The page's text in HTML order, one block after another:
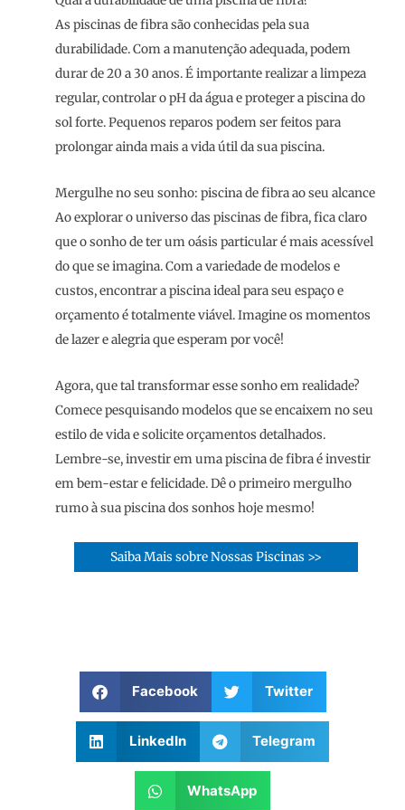
As piscinas de fibra são conhecidas pela sua
durabilidade. Com a manutenção adequada, podem
durar de 20 a 30 anos. É importante realizar a limpeza
regular, controlar o pH da água e proteger a piscina do
sol forte. Pequenos reparos podem ser feitos para
prolongar ainda mais a vida útil da sua piscina.
Mergulhe no seu sonho: piscina de fibra ao seu alcance
Ao explorar o universo das piscinas de fibra, fica claro
que o sonho de ter um oásis particular é mais acessível
do que se imagina. Com a variedade de modelos e
custos, encontrar a piscina ideal para seu espaço e
orçamento é totalmente viável. Imagine os momentos
de lazer e alegria que esperam por você!
Agora, que tal transformar esse sonho em realidade?
Comece pesquisando modelos que se encaixem no seu
estilo de vida e solicite orçamentos detalhados.
Lembre-se, investir em uma piscina de fibra é investir
em bem-estar e felicidade. Dê o primeiro mergulho
rumo à sua piscina dos sonhos hoje mesmo!
Saiba Mais sobre Nossas Piscinas >>
Facebook Twitter
LinkedIn Telegram
WhatsApp